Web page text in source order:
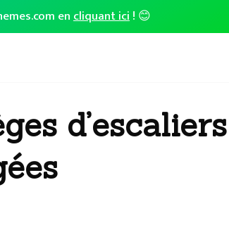
encliquant ici! 😊
d’escaliers